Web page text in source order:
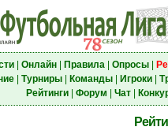
| Онлайн| Правила| Опросы|
| Турниры| Команды| Игроки|
Рейтинги| Форум Чат|